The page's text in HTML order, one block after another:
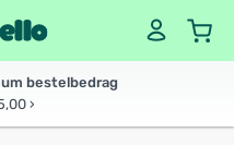
bestelbedrag
›